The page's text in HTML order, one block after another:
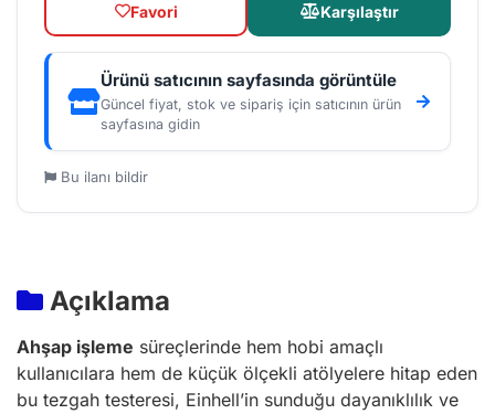
Favori Karşılaştır
Ürünü satıcının sayfasında görüntüle
Güncel fiyat, stok ve sipariş için satıcının ürün
sayfasına gidin
Bu ilanı bildir
Açıklama
Ahşap işleme süreçlerinde hem hobi amaçlı
kullanıcılara hem de küçük ölçekli atölyelere hitap eden
bu tezgah testeresi, Einhell’in sunduğu dayanıklılık ve